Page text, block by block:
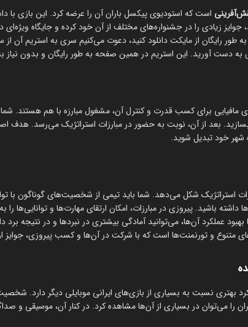
است که استودیوی پیکسل باران آن را عرضه کرد. این بازی با
زیادی را در جشنواره‌های مختلف از آن خود کرده و جایگاه ویژه‌ای
طور رایگان از مایکت دانلود کنید، دعوت می‌کنیم سری به استریم آن
به دست آورید. این استریم در همین صفحه به طور رایگان و بدون
مافیایی برای کسب قدرت و کنترل آن، مشغول مبارزه با هم هستند.
بسازید. بعد از آن، نوبت به حضور در مبارزات استراتژیک می‌رسد. هدف
شهر خود تبدیل شوید.
استراتژیک شکل می‌دهد. شما باید تیمی از شخصیت‌های گوناگون با
داشته باشید. پیروزی در مبارزات، امکان ارتقای مهارت‌ها و
عملکرد آن‌ها، می‌توانید آمادگی بیشتری در نبردها و در نتیجه
متنوع و تورنمنت‌ها است که با شرکت در آن‌ها و کسب پیروزی، جوایز
بهتری نسبت به بسیاری از بازی‌های ایرانی موبایلی دیگر دارد.
را می‌توان در بسیاری از آن‌ها مشاهده کرد. در کنار آن، موسیقی و